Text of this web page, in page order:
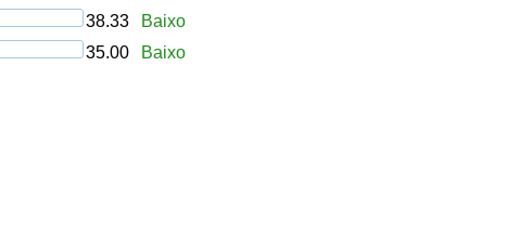
38.33
Baixo
35.00 Baixo